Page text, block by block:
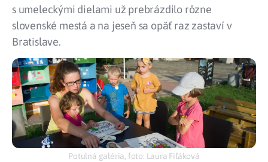
s umeleckými dielami už prebrázdilo rôzne
slovenské mestá a na jeseň sa opäť raz zastaví v
Bratislave.
Potulná galéria, foto: Laura Fiľáková